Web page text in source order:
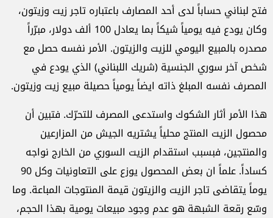
فتح لبناني حساباً لدى أحد المصارف باعتباره تاجر زيت وزيتون،
وكان يودع فيه يومياً شيكاً بما يعادل 100 ألف دولار، مبرّراً
مصدره بالمبيع اليومي للزيت والزيتون. الأمر نفسه حصل مع
شخص آخر سوري الجنسية (شريك اللبناني) الذي يودع في
المصرف نفسه المبلغ ذاته ايضاً يومياً حصيلة مبيع زيت وزيتون.
هذا الأمر أثار الشكوك واستدعى المصرف للتحرّك. فتبين أن
محصول الزيت المنتج محلياً يشتريه الجيش من المزارعين
والمنتجين، فبسبب استقدام الزيت السوري من الخارج نواجه
كساداً. علماً ان بعض المحصول يوزع على التعاونيات وكل 90
يوماً يتقاضى تاجر الزيت والزيتون قيمة المنتوجات المباعة. وما
وسّع رقعة الشبهة هو عدم وجود مبيعات يومية بهذا الحجم،